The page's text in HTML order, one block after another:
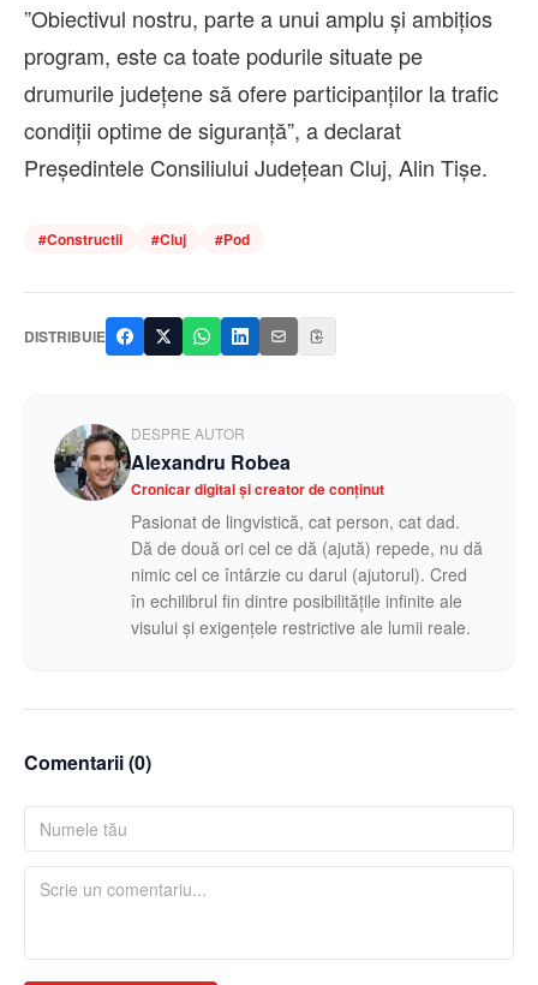
”Obiectivul nostru, parte a unui amplu și ambițios
program, este ca toate podurile situate pe
drumurile județene să ofere participanților la trafic
condiții optime de siguranță”, a declarat
Președintele Consiliului Județean Cluj, Alin Tișe.
#Constructii #Cluj #Pod
DISTRIBUIE
DESPRE AUTOR
Alexandru Robea
Cronicar digital și creator de conținut
Pasionat de lingvistică, cat person, cat dad.
Dă de două ori cel ce dă (ajută) repede, nu dă
nimic cel ce întârzie cu darul (ajutorul). Cred
în echilibrul fin dintre posibilitățile infinite ale
visului și exigențele restrictive ale lumii reale.
Comentarii (0)